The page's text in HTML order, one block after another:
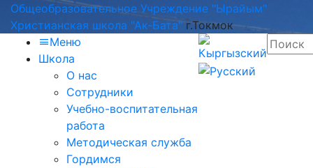
Общеобразовательное Учреждение "Ырайым"
Христианская школа "Ак-Бата" г.Токмок
Меню
Школа
О нас
Сотрудники
Учебно-воспитательная
работа
Методическая служба
Гордимся